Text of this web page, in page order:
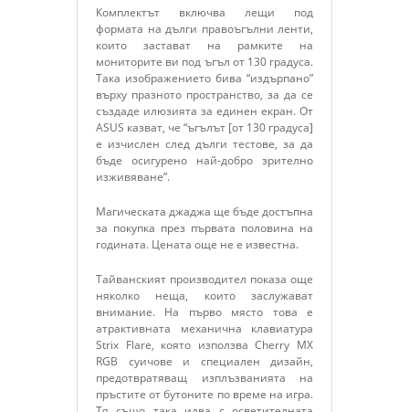
Комплектът включва лещи под
формата на дълги правоъгълни ленти,
които застават на рамките на
мониторите ви под ъгъл от 130 градуса.
Така изображението бива “издърпано”
върху празното пространство, за да се
създаде илюзията за единен екран. От
ASUS казват, че “ъгълът [от 130 градуса]
е изчислен след дълги тестове, за да
бъде осигурено най-добро зрително
изживяване”.
Магическата джаджа ще бъде достъпна
за покупка през първата половина на
годината. Цената още не е известна.
Тайванският производител показа още
няколко неща, които заслужават
внимание. На първо място това е
атрактивната механична клавиатура
Strix Flare, която използва Cherry MX
RGB суичове и специален дизайн,
предотвратяващ изплъзванията на
пръстите от бутоните по време на игра.